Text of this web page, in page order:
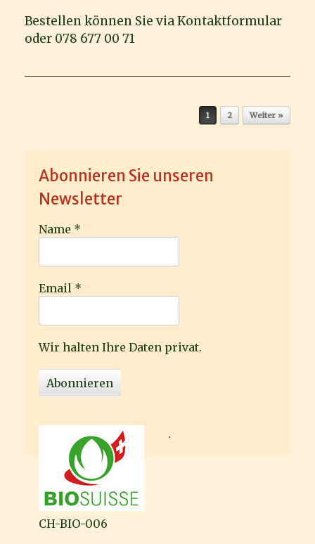
Bestellen können Sie via Kontaktformular
oder 078 677 00 71
1 2 Weiter »
Abonnieren Sie unseren
Newsletter
Name *
Email *
Wir halten Ihre Daten privat.
CH-BIO-006
.